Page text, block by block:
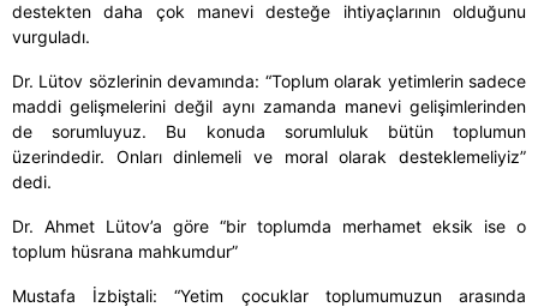
destekten daha çok manevi desteğe ihtiyaçlarının olduğunu
vurguladı.
Dr. Lütov sözlerinin devamında: “Toplum olarak yetimlerin sadece
maddi gelişmelerini değil aynı zamanda manevi gelişimlerinden
de sorumluyuz. Bu konuda sorumluluk bütün toplumun
üzerindedir. Onları dinlemeli ve moral olarak desteklemeliyiz”
dedi.
Dr. Ahmet Lütov’a göre “bir toplumda merhamet eksik ise o
toplum hüsrana mahkumdur”
Mustafa İzbiştali: “Yetim çocuklar toplumumuzun arasında